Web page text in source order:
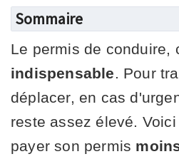
Sommaire
Le permis de conduire,
indispensable . Pour
déplacer, en cas
reste assez élevé.
payer son permis